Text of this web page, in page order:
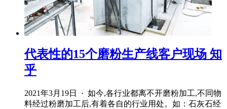
代表性的15个磨粉生产线客户现场 知
乎
2021年3月19日 · 如今,各行业都离不开磨粉加工,不同物
料经过粉磨加工后,有着各自的行业用处。如：石灰石经